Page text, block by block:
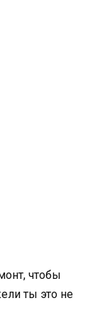
чтобы
ты это не